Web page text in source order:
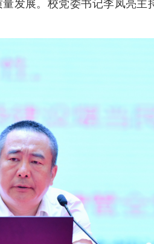
发展。校党委书记李凤亮主